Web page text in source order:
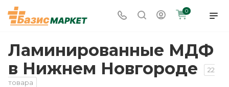
0
Ламинированные МДФ
в Нижнем Новгороде
22
товара